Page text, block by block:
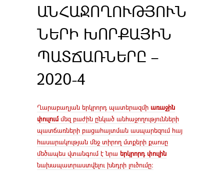
ԱՆՀԱՋՈՂՈՒԹՅՈՒՆ
ՆԵՐԻ ԽՈՐՔԱՅԻՆ
ՊԱՏՃԱՌՆԵՐԸ –
2020-4
Ղարաբաղյան երկրորդ պատերազմի առաջին
փուլումմեզ բաժին ընկած անհաջողությունների
պատճառների բացահայտման ասպարեզում հայ
հասարակության մեջ տիրող մտքերի քաոսը
մեծապես վտանգում է նրա երկրորդ փուլին
նախապատրաստվելու խնդրի լուծումը։